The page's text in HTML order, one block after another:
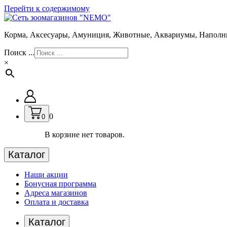
Перейти к содержимому
Корма, Аксесуары, Амуниция, Животные, Аквариумы,
Поиск ...
×
0 0
В корзине нет товаров.
Каталог
Наши акции
Бонусная программа
Адреса магазинов
Оплата и доставка
Каталог